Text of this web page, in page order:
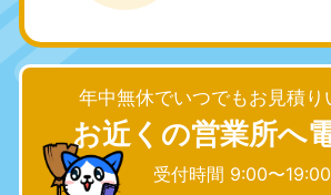
年中無休でいつでもお見積り
お近くの営業所へ
受付時間 9:00〜
050-1881-5255
9:00〜19:00 年中無休
050-
9:00〜
静岡県
050-1881-5256
9:00〜19:00 年中無休
050-
9:00〜